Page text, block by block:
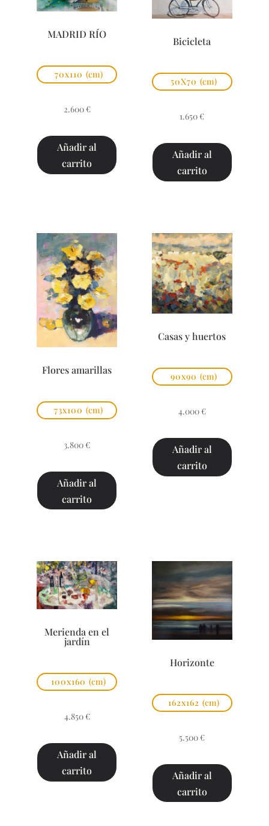
MADRID RÍO
70x110 (cm)
2.600 €
Añadir al
carrito
Bicicleta
50X70 (cm)
1.650 €
Añadir al
carrito
Flores amarillas
73x100 (cm)
3.800 €
Añadir al
carrito
Casas y huertos
90x90 (cm)
4.000 €
Añadir al
carrito
Merienda en el
jardín
100x160 (cm)
4.850 €
Añadir al
carrito
Horizonte
162x162 (cm)
5.500 €
Añadir al
carrito